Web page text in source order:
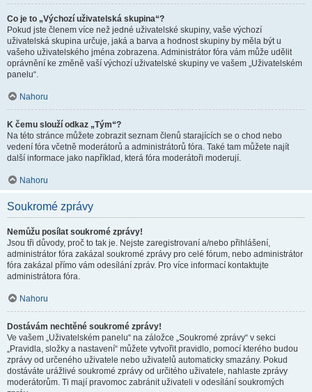
Co je to „Výchozí uživatelská skupina“?
Pokud jste členem více než jedné uživatelské skupiny, vaše výchozí
uživatelská skupina určuje, jaká a barva a hodnost skupiny by měla být u
vašeho uživatelského jména zobrazena. Administrátor fóra vám může udělit
oprávnění ke změně vaší výchozí uživatelské skupiny ve vašem „Uživatelském
panelu“.
Nahoru
K čemu slouží odkaz „Tým“?
Na této stránce můžete zobrazit seznam členů starajících se o chod nebo
vedení fóra včetně moderátorů a administrátorů fóra. Také tam můžete najít
další informace jako například, která fóra moderátoři moderují.
Nahoru
Soukromé zprávy
Nemůžu posílat soukromé zprávy!
Jsou tři důvody, proč to tak je. Nejste zaregistrovaní a/nebo přihlášení,
administrátor fóra zakázal soukromé zprávy pro celé fórum, nebo administrátor
fóra zakázal přímo vám odesílání zpráv. Pro více informací kontaktujte
administrátora fóra.
Nahoru
Dostávám nechtěné soukromé zprávy!
Ve vašem „Uživatelském panelu“ na záložce „Soukromé zprávy“ v sekci
„Pravidla, složky a nastavení“ můžete vytvořit pravidlo, pomocí kterého budou
zprávy od určeného uživatele nebo uživatelů automaticky smazány. Pokud
dostáváte urážlivé soukromé zprávy od určitého uživatele, nahlaste zprávy
moderátorům. Ti mají pravomoc zabránit uživateli v odesílání soukromých